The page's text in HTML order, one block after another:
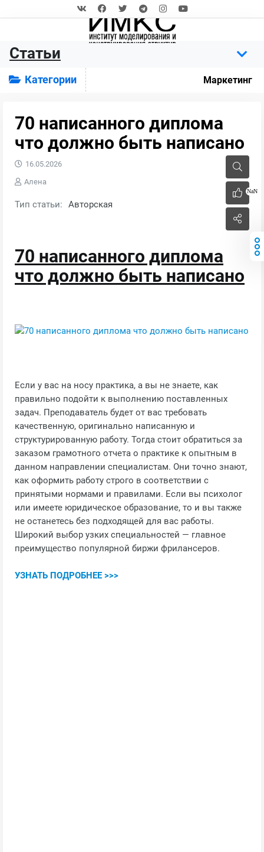
Статьи
Категории Маркетинг
70 написанного диплома
что должно быть написано
NaN
16.05.2026
Алена
Тип статьи: Авторская
70 написанного диплома
что должно быть написано
Если у вас на носу практика, а вы не знаете, как
правильно подойти к выполнению поставленных
задач. Преподаватель будет от вас требовать
качественную, оригинально написанную и
структурированную работу. Тогда стоит обратиться за
заказом грамотного отчета о практике к опытным в
данном направлении специалистам. Они точно знают,
как оформить работу строго в соответствии с
принятыми нормами и правилами. Если вы психолог
или имеете юридическое образование, то и вы также
не останетесь без подходящей для вас работы.
Широкий выбор узких специальностей — главное
преимущество популярной биржи фрилансеров.
УЗНАТЬ ПОДРОБНЕЕ >>>